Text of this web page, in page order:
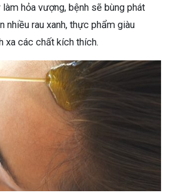
hỏa vượng, bệnh sẽ bùng phát
nhiều rau xanh, thực phẩm giàu
xa các chất kích thích.